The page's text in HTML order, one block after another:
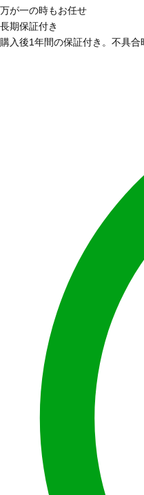
万が一の時もお任せ
長期保証付き
購入後1年間の保証付き。不具